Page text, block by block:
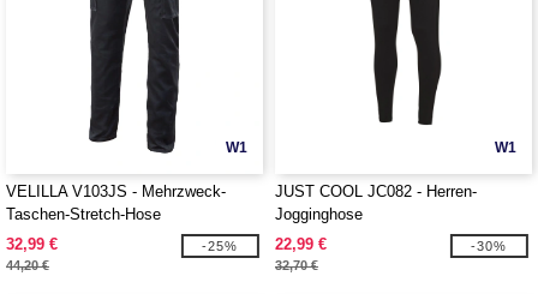
W1
VELILLA V103JS - Mehrzweck-
Taschen-Stretch-Hose
32,99 €
44,20 €
-25%
W1
JUST COOL JC082 - Herren-
Jogginghose
22,99 €
32,70 €
-30%